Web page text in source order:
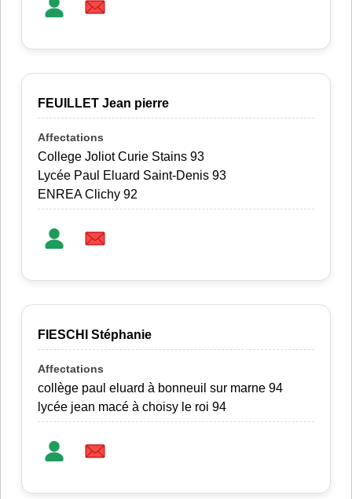
FEUILLET Jean pierre
College Joliot Curie Stains 93
Lycée Paul Eluard Saint-Denis 93
ENREA Clichy 92
FIESCHI Stéphanie
collège paul eluard à bonneuil sur marne 94
lycée jean macé à choisy le roi 94